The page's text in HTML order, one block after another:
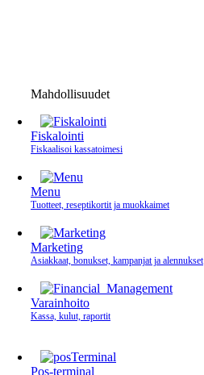
Mahdollisuudet
Fiskalointi
Fiskaalisoi kassatoimesi
Menu
Tuotteet, reseptikortit ja muokkaimet
Marketing
Asiakkaat, bonukset, kampanjat ja alennukset
Varainhoito
Kassa, kulut, raportit
Pos-terminal